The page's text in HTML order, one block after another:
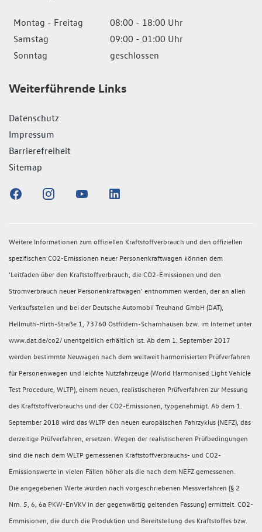
Montag - Freitag
08:00 - 18:00 Uhr
Samstag
09:00 - 01:00 Uhr
Sonntag
geschlossen
Weiterführende Links
Datenschutz
Impressum
Barrierefreiheit
Sitemap
Weitere Informationen zum offiziellen Kraftstoffverbrauch und den offiziellen
spezifischen CO2-Emissionen neuer Personenkraftwagen können dem
'Leitfaden über den Kraftstoffverbrauch, die CO2-Emissionen und den
Stromverbrauch neuer Personenkraftwagen' entnommen werden, der an allen
Verkaufsstellen und bei der Deutsche Automobil Treuhand GmbH (DAT),
Hellmuth-Hirth-Straße 1, 73760 Ostfildern-Scharnhausen bzw. im Internet unter
www.dat.de/co2/ unentgeltlich erhältlich ist. Ab dem 1. September 2017
werden bestimmte Neuwagen nach dem weltweit harmonisierten Prüfverfahren
für Personenwagen und leichte Nutzfahrzeuge (World Harmonised Light Vehicle
Test Procedure, WLTP), einem neuen, realistischeren Prüfverfahren zur Messung
des Kraftstoffverbrauchs und der CO2-Emissionen, typgenehmigt. Ab dem 1.
September 2018 wird das WLTP den neuen europäischen Fahrzyklus (NEFZ), das
derzeitige Prüfverfahren, ersetzen. Wegen der realistischeren Prüfbedingungen
sind die nach dem WLTP gemessenen Kraftstoffverbrauchs- und CO2-
Emissionswerte in vielen Fällen höher als die nach dem NEFZ gemessenen.
Die angegebenen Werte wurden nach vorgeschriebenen Messverfahren (§ 2
Nrn. 5, 6, 6a PKW-EnVKV in der gegenwärtig geltenden Fassung) ermittelt. CO2-
Emmisionen, die durch die Produktion und Bereitstellung des Kraftstoffes bzw.